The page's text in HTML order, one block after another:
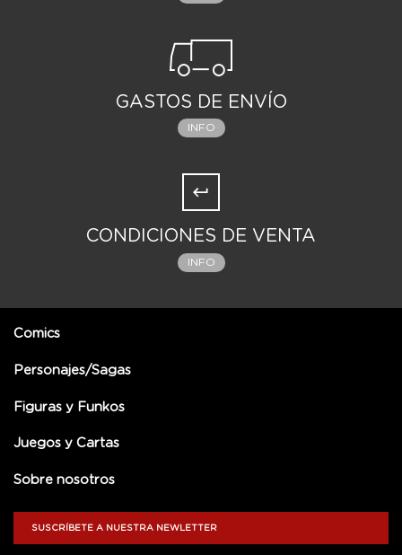
GASTOS DE ENVÍO
INFO
CONDICIONES DE VENTA
INFO
Comics
Personajes/Sagas
Figuras y Funkos
Juegos y Cartas
Sobre nosotros
SUSCRÍBETE A NUESTRA NEWLETTER